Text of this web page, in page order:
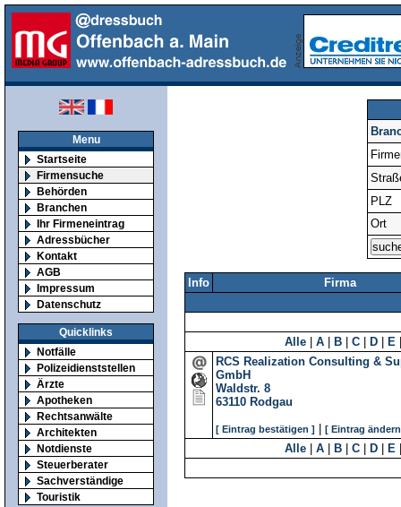
Menu
Startseite
Firmensuche
Behörden
Branchen
Ihr Firmeneintrag
Adressbücher
Kontakt
AGB
Impressum
Datenschutz
Quicklinks
Notfälle
Polizeidienststellen
Ärzte
Apotheken
Rechtsanwälte
Architekten
Notdienste
Steuerberater
Sachverständige
Touristik
PLZ
Ort
Info Firma
Alle A B C D E
RCS Realization Consulting &
GmbH
Waldstr. 8
63110 Rodgau
[ Eintrag bestätigen ] [ Eintrag
Alle A B C D E